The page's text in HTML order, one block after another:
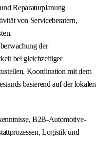
Reparaturplanung
von Serviceberatern,
der
bei gleichzeitiger
Koordination mit dem
basierend auf der lokalen
B2B-Automotive-
Logistik und